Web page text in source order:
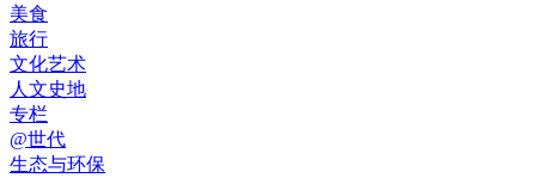
美食
旅行
文化艺术
人文史地
专栏
@世代
生态与环保